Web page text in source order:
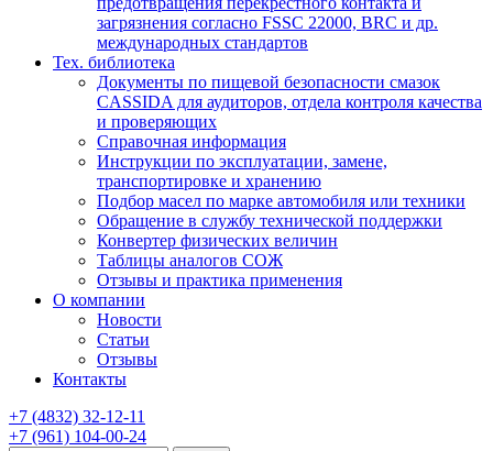
загрязнения согласно FSSC 22000, BRC и др.
международных стандартов
Тех. библиотека
Документы по пищевой безопасности смазок
CASSIDA для аудиторов, отдела контроля качества
и проверяющих
Справочная информация
Инструкции по эксплуатации, замене,
транспортировке и хранению
Подбор масел по марке автомобиля или техники
Обращение в службу технической поддержки
Конвертер физических величин
Таблицы аналогов СОЖ
Отзывы и практика применения
О компании
Новости
Статьи
Отзывы
Контакты
+7 (4832) 32-12-11
+7 (961) 104-00-24